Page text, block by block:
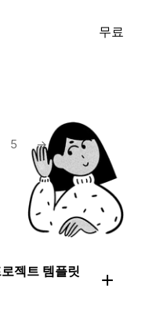
무료
5 →
젝트 템플릿